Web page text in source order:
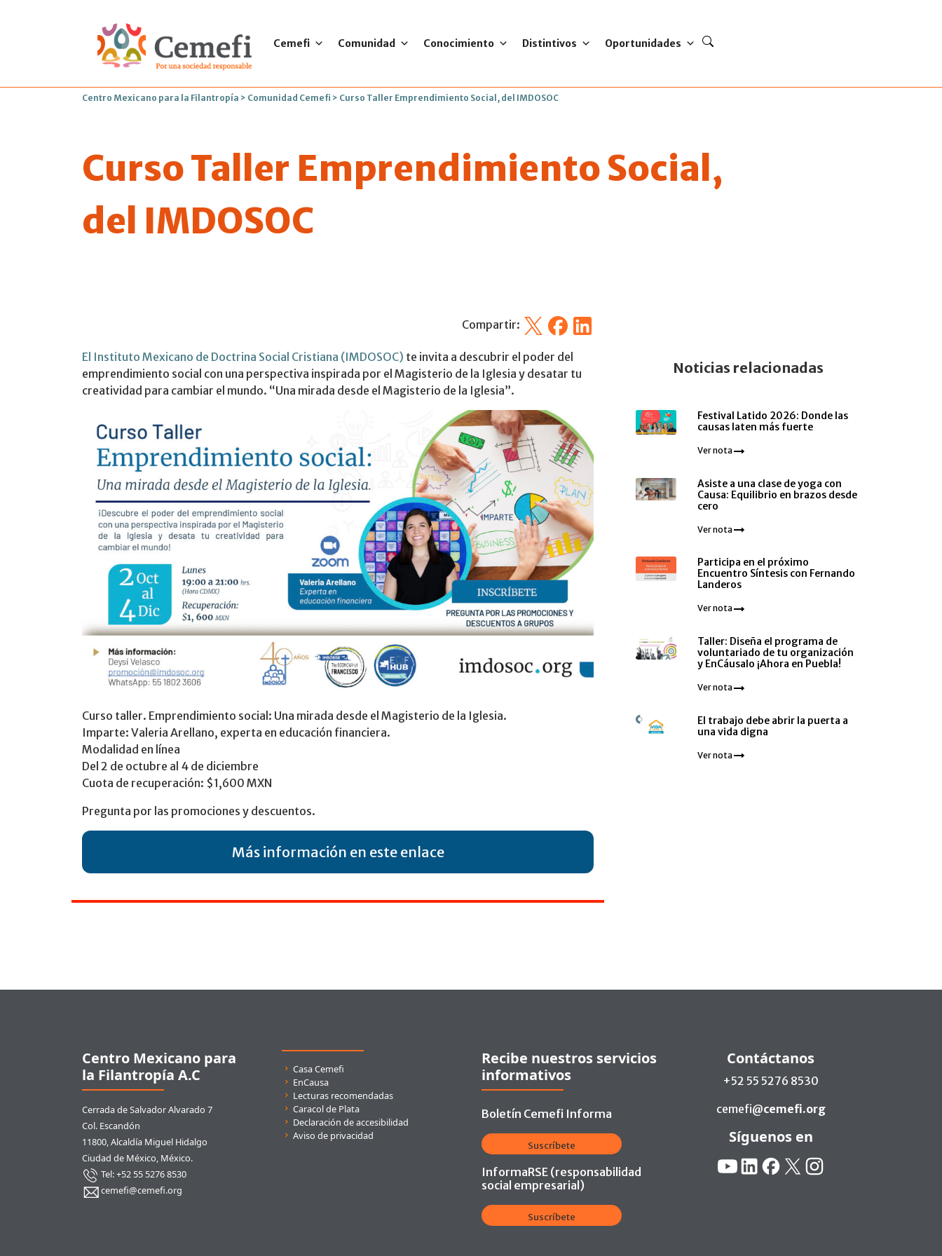
Cemefi Comunidad Conocimiento Distintivos Oportunidades
Centro Mexicano para la Filantropía > Comunidad Cemefi > Curso Taller Emprendimiento Social, del IMDOSOC
Curso Taller Emprendimiento Social,
del IMDOSOC
Compartir: X FacebookLinkedin
El Instituto Mexicano de Doctrina Social Cristiana (IMDOSOC) te invita a descubrir el poder del
emprendimiento social con una perspectiva inspirada por el Magisterio de la Iglesia y desatar tu
creatividad para cambiar el mundo. “Una mirada desde el Magisterio de la Iglesia”.
Curso taller. Emprendimiento social: Una mirada desde el Magisterio de la Iglesia.
Imparte: Valeria Arellano, experta en educación financiera.
Modalidad en línea
Del 2 de octubre al 4 de diciembre
Cuota de recuperación: $1,600 MXN
Pregunta por las promociones y descuentos.
Más información en este enlace
Noticias relacionadas
Festival Latido 2026: Donde las
causas laten más fuerte
Ver nota
Asiste a una clase de yoga con
Causa: Equilibrio en brazos desde
cero
Ver nota
Participa en el próximo
Encuentro Síntesis con Fernando
Landeros
Ver nota
Taller: Diseña el programa de
voluntariado de tu organización
y EnCáusalo ¡Ahora en Puebla!
Ver nota
El trabajo debe abrir la puerta a
una vida digna
Ver nota
Centro Mexicano para
la Filantropía A.C
Cerrada de Salvador Alvarado 7
Col. Escandón
11800, Alcaldía Miguel Hidalgo
Ciudad de México, México.
Tel: +52 55 5276 8530
cemefi@cemefi.org
Enlaces rápidos
Casa Cemefi
EnCausa
Lecturas recomendadas
Caracol de Plata
Declaración de accesibilidad
Aviso de privacidad
Recibe nuestros servicios
informativos
Boletín Cemefi Informa
Suscríbete
InformaRSE (responsabilidad
social empresarial)
Suscríbete
Contáctanos
+52 55 5276 8530
cemefi@cemefi.org
Síguenos en
Redes Sociales:
YouTubeLinkedinFacebook
X Instagram